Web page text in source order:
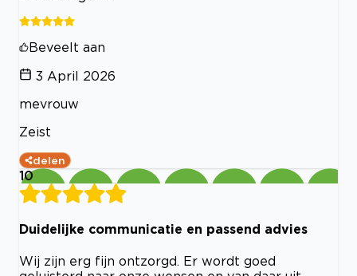
Beveelt aan
3 April 2026
mevrouw
Zeist
delen
10
Duidelijke communicatie en passend advies
Wij zijn erg fijn ontzorgd. Er wordt goed